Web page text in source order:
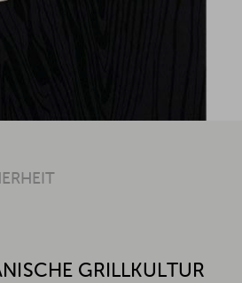
GRILLKULTUR